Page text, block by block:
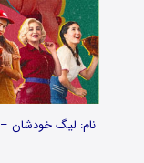
نام: لیگ خودشان –